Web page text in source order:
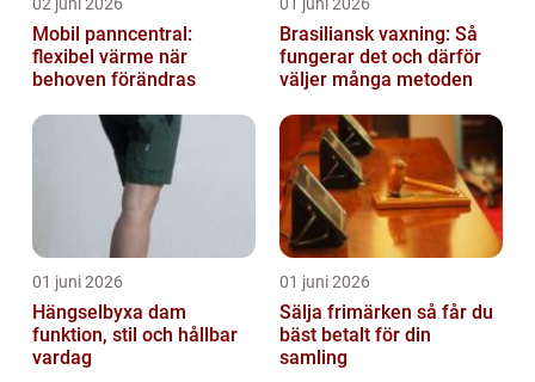
Mobil panncentral:
flexibel värme när
behoven förändras
Brasiliansk vaxning: Så
fungerar det och därför
väljer många metoden
01 juni 2026
Hängselbyxa dam
funktion, stil och hållbar
vardag
01 juni 2026
Sälja frimärken så får du
bäst betalt för din
samling